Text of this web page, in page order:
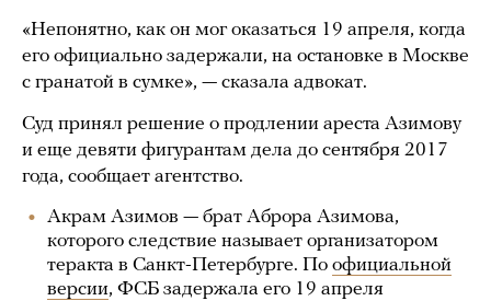
«Непонятно, как он мог оказаться 19 апреля, когда
его официально задержали, на остановке в Москве
с гранатой в сумке», — сказала адвокат.
Суд принял решение о продлении ареста Азимову
и еще девяти фигурантам дела до сентября 2017
года, сообщает агентство.
Акрам Азимов — брат Аброра Азимова,
которого следствие называет организатором
теракта в Санкт-Петербурге. По официальной
версии, ФСБ задержала его 19 апреля